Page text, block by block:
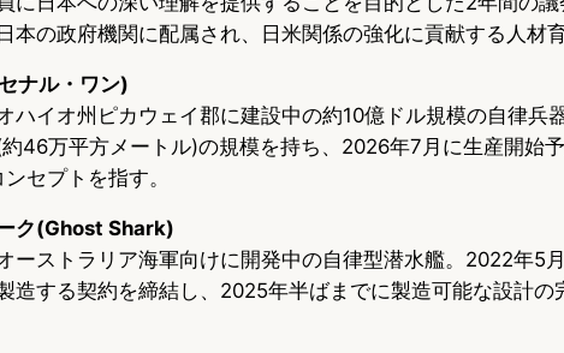
本の政府機関に配属され、日米関係の強化に貢献する人材
ナル・ワン)
ハイオ州ピカウェイ郡に建設中の約10億ドル規模の自律兵
46万平方メートル)の規模を持ち、2026年7月に生産開始
セプトを指す。
ク(Ghost Shark)
ーストラリア海軍向けに開発中の自律型潜水艦。2022年5
造する契約を締結し、2025年半ばまでに製造可能な設計の